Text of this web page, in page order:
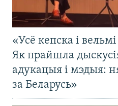
«Усё кепска і
Як прайшла
адукацыя і мэдыя:
за Беларусь»